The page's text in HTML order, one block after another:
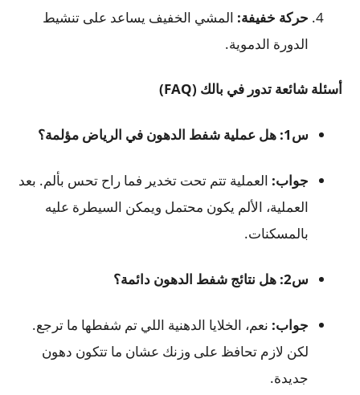
حركة خفيفة: المشي الخفيف يساعد على تنشيط
الدورة الدموية.
أسئلة شائعة تدور في بالك (FAQ)
س1: هل عملية شفط الدهون في الرياض مؤلمة؟
جواب: العملية تتم تحت تخدير فما راح تحس بألم. بعد
العملية، الألم يكون محتمل ويمكن السيطرة عليه
بالمسكنات.
س2: هل نتائج شفط الدهون دائمة؟
جواب: نعم، الخلايا الدهنية اللي تم شفطها ما ترجع.
لكن لازم تحافظ على وزنك عشان ما تتكون دهون
جديدة.